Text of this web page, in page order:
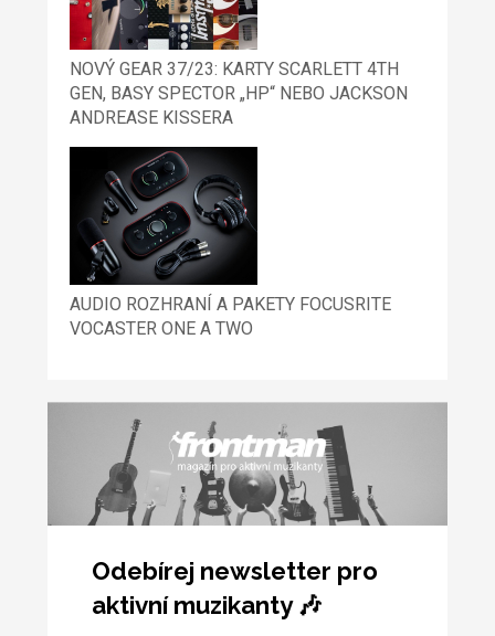
NOVÝ GEAR 37/23: KARTY SCARLETT 4TH
GEN, BASY SPECTOR „HP“ NEBO JACKSON
ANDREASE KISSERA
AUDIO ROZHRANÍ A PAKETY FOCUSRITE
VOCASTER ONE A TWO
Odebírej newsletter pro
aktivní muzikanty 🎶